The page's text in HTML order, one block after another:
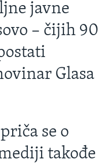
javne
– čijih 90
Glasa
se o
takođe